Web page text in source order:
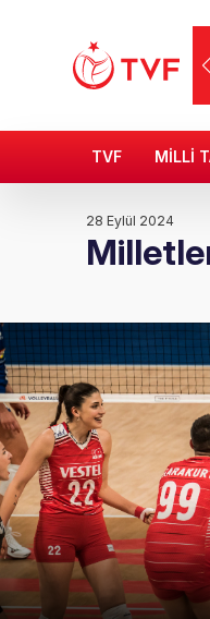
TVF MİLLİ
28 Eylül 2024